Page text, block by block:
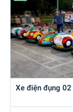
Xe điện đụng 02